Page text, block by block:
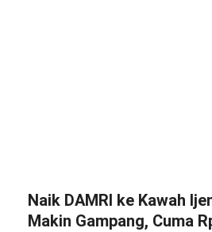
Naik DAMRI ke Kawah
Makin Gampang, Cuma